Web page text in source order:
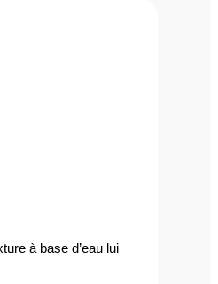
à base d’eau lui